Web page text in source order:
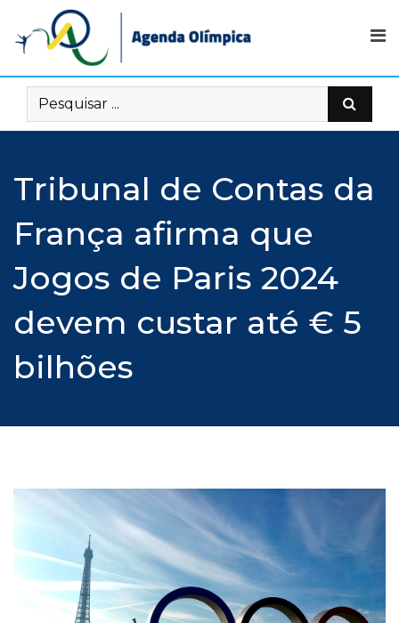
content
Tribunal de Contas da
França afirma que
Jogos de Paris 2024
devem custar até € 5
bilhões